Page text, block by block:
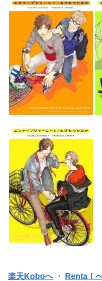
楽天Koboへ・ Renta！